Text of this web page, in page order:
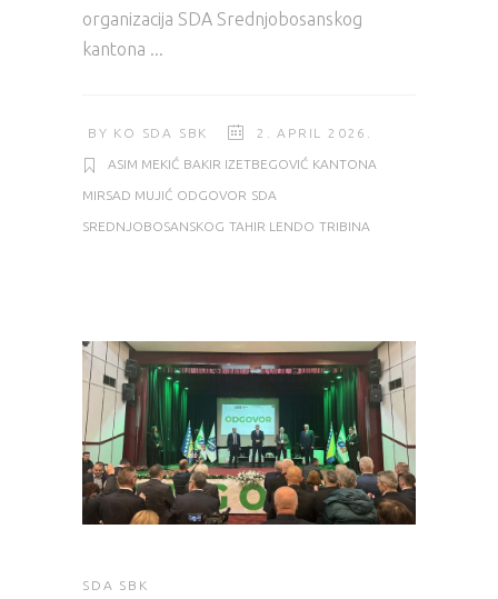
organizacija SDA Srednjobosanskog
kantona
BY KO SDA SBK 2. APRIL 2026.
ASIM MEKIĆ BAKIR IZETBEGOVIĆ KANTONA
MIRSAD MUJIĆ ODGOVOR SDA
SREDNJOBOSANSKOG TAHIR LENDO TRIBINA
SDA SBK